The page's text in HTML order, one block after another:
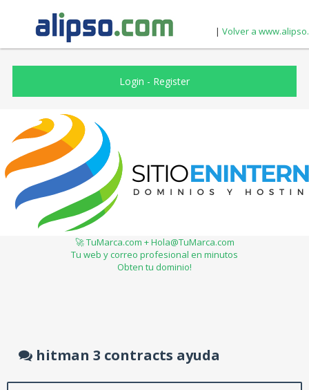
| Volver a
Login - Register
🚀 TuMarca.com + Hola@TuMarca.com
Tu web y correo profesional en minutos
Obten tu dominio!
hitman 3 contracts ayuda